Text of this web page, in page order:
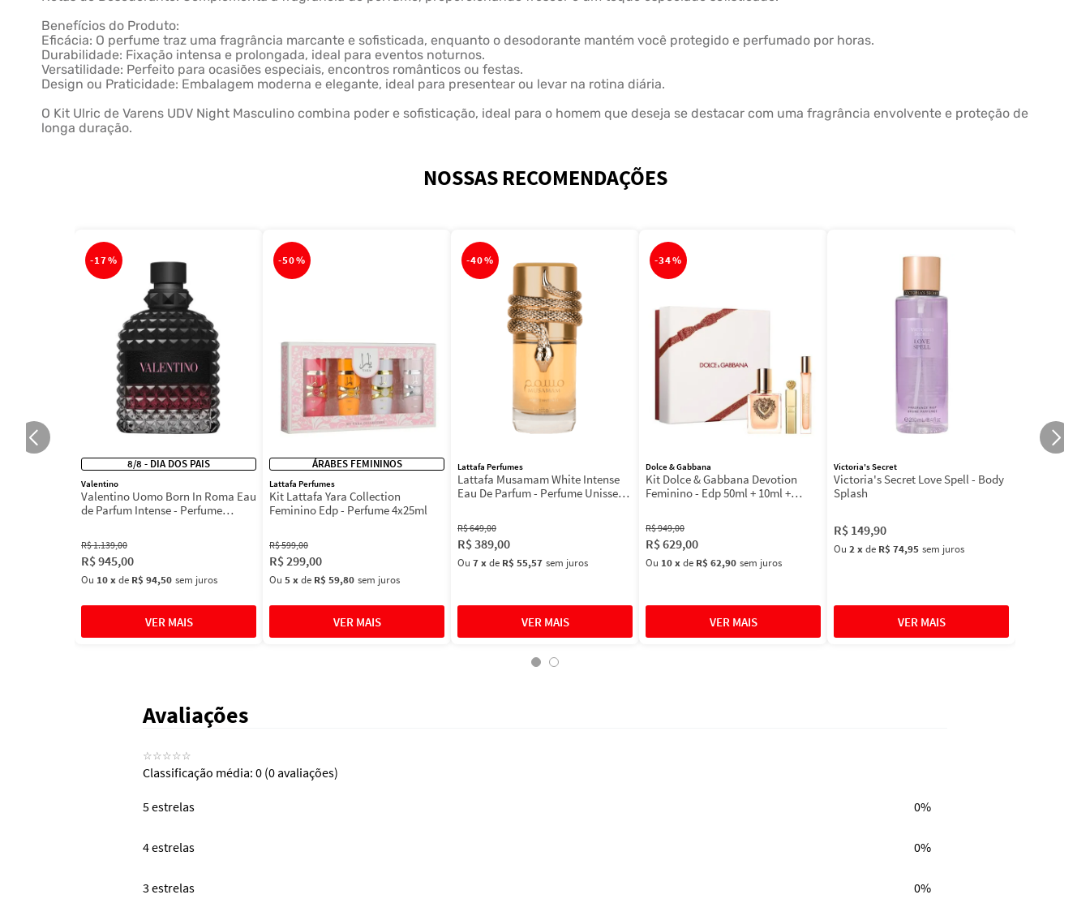
Benefícios do Produto:
Eficácia: O perfume traz uma fragrância marcante e sofisticada, enquanto o desodorante mantém você protegido e perfumado por horas.
Durabilidade: Fixação intensa e prolongada, ideal para eventos noturnos.
Versatilidade: Perfeito para ocasiões especiais, encontros românticos ou festas.
Design ou Praticidade: Embalagem moderna e elegante, ideal para presentear ou levar na rotina diária.
O Kit Ulric de Varens UDV Night Masculino combina poder e sofisticação, ideal para o homem que deseja se destacar com uma fragrância envolvente e proteção de
longa duração.
NOSSAS RECOMENDAÇÕES
-17%
8/8 - DIA DOS PAIS
Valentino
Valentino Uomo Born In Roma Eau
de Parfum Intense - Perfume
R$1.139,00
R$945,00
Ou 10xde R$ 94,50 sem juros
-50%
ÁRABES FEMININOS
Lattafa Perfumes
Kit Lattafa Yara Collection
Feminino Edp - Perfume 4x25ml
R$599,00
R$299,00
Ou 5xde R$ 59,80 sem juros
-40%
Lattafa Perfumes
Lattafa Musamam White Intense
Eau De Parfum - Perfume Unissex
R$649,00
R$389,00
Ou 7xde R$ 55,57 sem juros
-34%
Dolce & Gabbana
Kit Dolce & Gabbana Devotion
Feminino - Edp 50ml + 10ml +
R$949,00
R$629,00
Ou 10xde R$ 62,90 sem juros
Victoria's Secret
Victoria's Secret Love Spell - Body
Splash
R$ 149,90
Ou 2xde R$ 74,95 sem juros
Avaliações
☆☆☆☆☆
Classificação média: 0 (0 avaliações)
5 estrelas 0%
4 estrelas 0%
3 estrelas 0%